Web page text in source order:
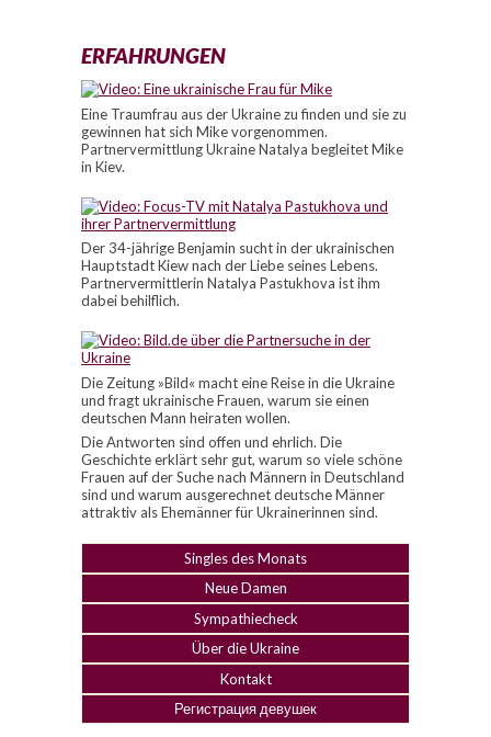
ERFAHRUNGEN
Eine Traumfrau aus der Ukraine zu finden und sie zu
gewinnen hat sich Mike vorgenommen.
Partnervermittlung Ukraine Natalya begleitet Mike
in Kiev.
Der 34-jährige Benjamin sucht in der ukrainischen
Hauptstadt Kiew nach der Liebe seines Lebens.
Partnervermittlerin Natalya Pastukhova ist ihm
dabei behilflich.
Die Zeitung »Bild« macht eine Reise in die Ukraine
und fragt ukrainische Frauen, warum sie einen
deutschen Mann heiraten wollen.
Die Antworten sind offen und ehrlich. Die
Geschichte erklärt sehr gut, warum so viele schöne
Frauen auf der Suche nach Männern in Deutschland
sind und warum ausgerechnet deutsche Männer
attraktiv als Ehemänner für Ukrainerinnen sind.
Singles des Monats
Neue Damen
Sympathiecheck
Über die Ukraine
Kontakt
Регистрация девушек